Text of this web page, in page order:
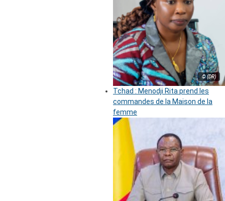
© (DR)
Tchad : Menodji Rita prend les
commandes de la Maison de la
femme